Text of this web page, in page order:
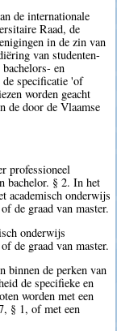
de internationale
Raad, de
in de zin van
van studenten-
en
de specificatie 'of
worden geacht
de door de Vlaamse
professioneel
bachelor. § 2. In het
academisch onderwijs
de graad van master.
onderwijs
de graad van master.
binnen de perken van
de specifieke en
worden met een
§ 1, of met een